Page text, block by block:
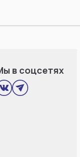
в соцсетях